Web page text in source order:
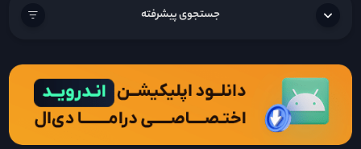
جستجوی پیشرفته